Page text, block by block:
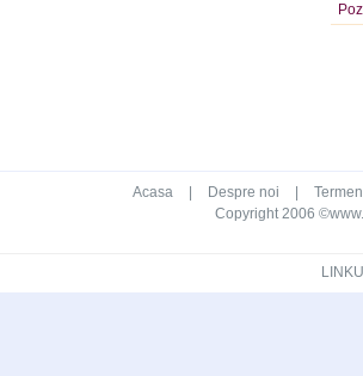
Acasa Despre noi
Copyright 2006